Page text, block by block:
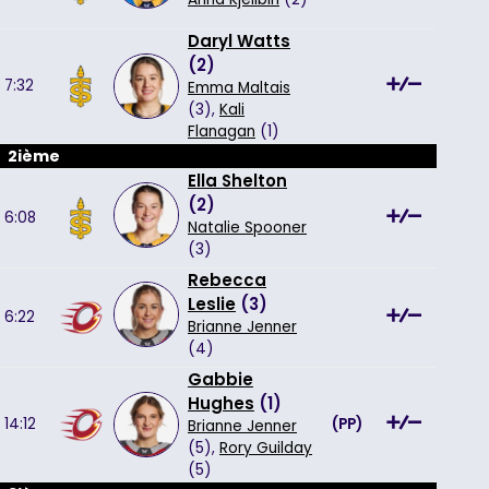
7:32
Daryl Watts
(2)
Emma Maltais
(3), Kali
Flanagan (1)
2ième
6:08
Ella Shelton
(2)
Natalie Spooner
(3)
6:22
Rebecca
Leslie (3)
Brianne Jenner
(4)
14:12
Gabbie
Hughes (1)
Brianne Jenner
(5), Rory Guilday
(5)
(PP)